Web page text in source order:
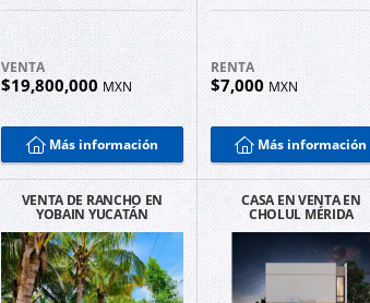
VENTA
$19,800,000MXN
Más información
RENTA
$7,000MXN
Más información
VENTA DE RANCHO EN
YOBAIN YUCATÁN
CASA EN VENTA EN
CHOLUL MÉRIDA